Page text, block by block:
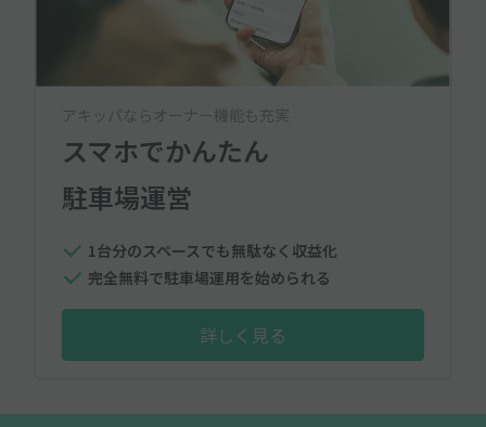
アキッパならオーナー機能も充実
スマホでかんたん
駐車場運営
1台分のスペースでも無駄なく収益化
完全無料で駐車場運用を始められる
詳しく見る